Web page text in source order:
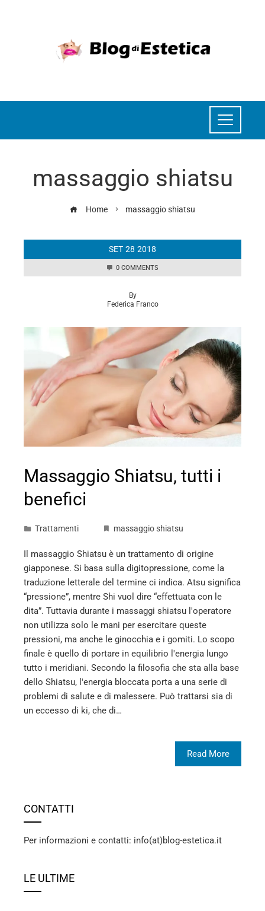
massaggio shiatsu
Home massaggio shiatsu
SET 28 2018
0 COMMENTS
By
Federica Franco
Massaggio Shiatsu, tutti i
benefici
Trattamenti massaggio shiatsu
Il massaggio Shiatsu è un trattamento di origine
giapponese. Si basa sulla digitopressione, come la
traduzione letterale del termine ci indica. Atsu significa
“pressione”, mentre Shi vuol dire “effettuata con le
dita”. Tuttavia durante i massaggi shiatsu l'operatore
non utilizza solo le mani per esercitare queste
pressioni, ma anche le ginocchia e i gomiti. Lo scopo
finale è quello di portare in equilibrio l'energia lungo
tutto i meridiani. Secondo la filosofia che sta alla base
dello Shiatsu, l'energia bloccata porta a una serie di
problemi di salute e di malessere. Può trattarsi sia di
un eccesso di ki, che di…
Read More
CONTATTI
Per informazioni e contatti: info(at)blog-estetica.it
LE ULTIME